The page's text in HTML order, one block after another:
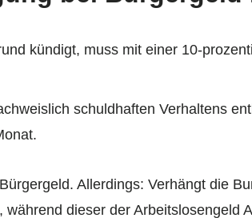
kündigt, muss mit einer 10-
schuldhaften Verhaltens
Allerdings: Verhängt die
dieser der Arbeitslosengeld